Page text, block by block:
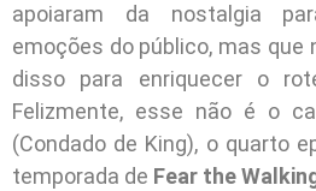
apoiaram da nostalgia
emoções do público, mas que
disso para enriquecer o
Felizmente, esse não é o
(Condado de King), o quarto
temporada de Fear the